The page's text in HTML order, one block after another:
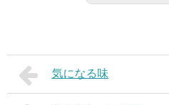
気になる味